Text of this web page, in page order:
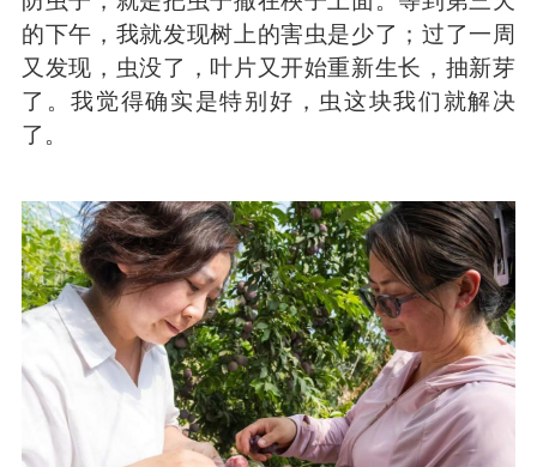
的下午，我就发现树上的害虫是少了；过了一周
又发现，虫没了，叶片又开始重新生长，抽新芽
了。我觉得确实是特别好，虫这块我们就解决
了。